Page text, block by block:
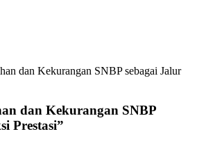
dan Kekurangan SNBP sebagai Jalur
dan Kekurangan SNBP
Prestasi”